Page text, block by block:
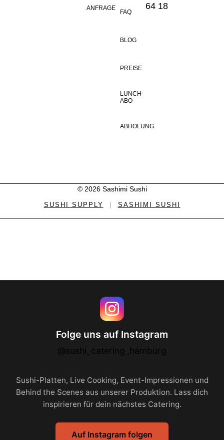
FAQ
BLOG
PREISE
LUNCH-
ABO
ABHOLUNG
ANFRAGE
64 18
© 2026 Sashimi Sushi
SUSHI SUPPLY SASHIMI SUSHI
Folge uns auf Instagram
@sushi_catering_hamburg
Sushi-Platten, Live Cooking, Event-Impressionen und
Behind the Scenes aus unserer Produktion. Lass dich
inspirieren für dein nächstes Catering.
Auf Instagram folgen